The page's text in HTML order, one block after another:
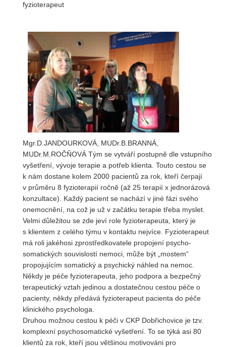
Archiv
EDITOŘI
BLOG
REDAKCE
Pokyny pro autory
ARCHIV
fyzioterapeut
Mgr.D.JANDOURKOVÁ, MUDr.B.BRANNÁ,
MUDr.M.ROČŇOVÁ Tým se vytváří postupně dle vstupního
vyšetření, vývoje terapie a potřeb klienta. Touto cestou se
k nám dostane kolem 2000 pacientů za rok, kteří čerpají
v průměru 8 fyzioterapií ročně (až 25 terapií x jednorázová
konzultace). Každý pacient se nachází v jiné fázi svého
onemocnění, na což je už v začátku terapie třeba myslet.
Velmi důležitou se zde jeví role fyzioterapeuta, který je
s klientem z celého týmu v kontaktu nejvíce. Fyzioterapeut
má roli jakéhosi zprostředkovatele propojení psycho-
somatických souvislostí nemoci, může být „mostem“
propojujícím somatický a psychický náhled na nemoc.
Někdy je péče fyzioterapeuta, jeho podpora a bezpečný
terapeutický vztah jedinou a dostatečnou cestou péče o
pacienty, někdy předává fyzioterapeut pacienta do péče
klinického psychologa.
Druhou možnou cestou k péči v CKP Dobřichovice je tzv.
komplexní psychosomatické vyšetření. To se týká asi 80
klientů za rok, kteří jsou většinou motivováni pro